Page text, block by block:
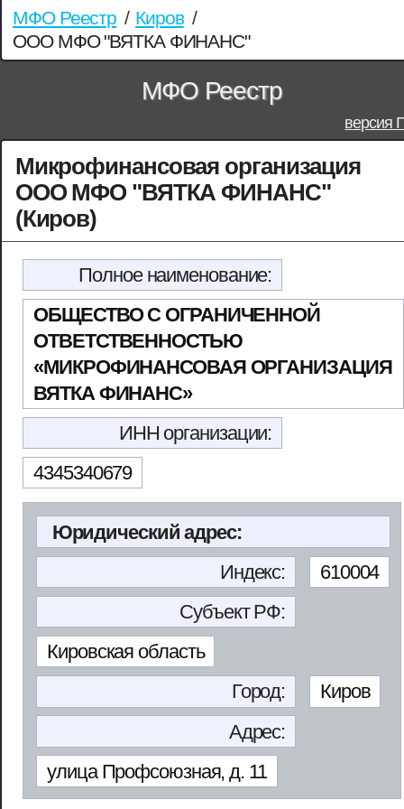
МФО Реестр / Киров /
ООО МФО "ВЯТКА ФИНАНС"
МФО Реестр
версия
Микрофинансовая организация
ООО МФО "ВЯТКА ФИНАНС"
(Киров)
Полное наименование:
ОБЩЕСТВО С ОГРАНИЧЕННОЙ
ОТВЕТСТВЕННОСТЬЮ
«МИКРОФИНАНСОВАЯ ОРГАНИЗАЦИЯ
ВЯТКА ФИНАНС»
ИНН организации:
4345340679
Юридический адрес:
Индекс:
610004
Субъект РФ:
Кировская область
Город:
Киров
Адрес:
улица Профсоюзная, д. 11